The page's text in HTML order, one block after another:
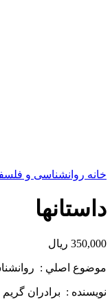
خانه روانشناسی و
داستانها
350,000 ریال
موضوع اصلي :
نويسنده : برادران گریم